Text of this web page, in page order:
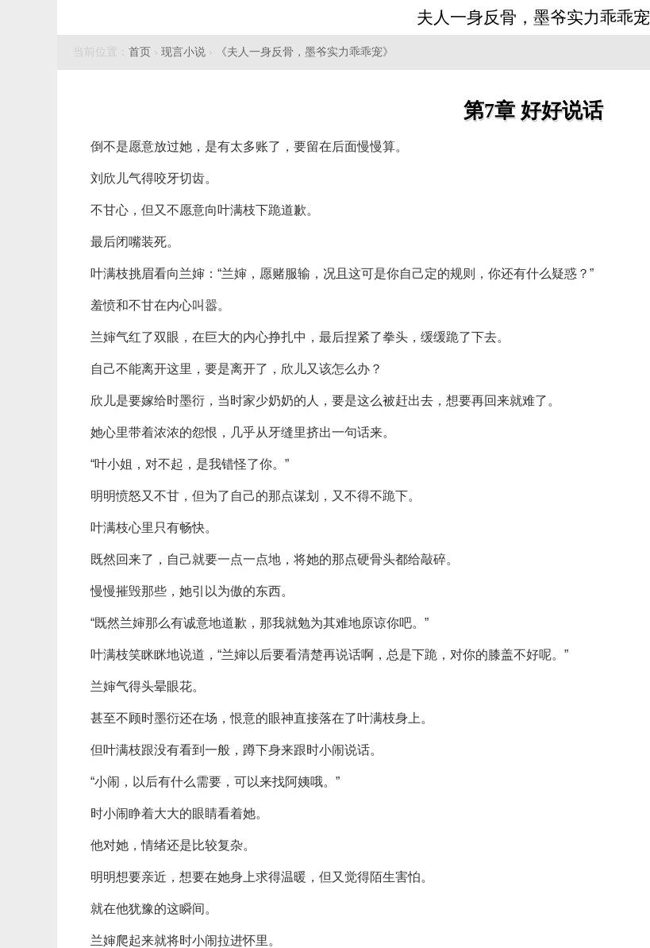
夫人一身反骨，墨爷实力乖乖宠
当前位置： 首页 › 现言小说 › 《夫人一身反骨，墨爷实力乖乖宠》
第7章 好好说话
倒不是愿意放过她，是有太多账了，要留在后面慢慢算。
刘欣儿气得咬牙切齿。
不甘心，但又不愿意向叶满枝下跪道歉。
最后闭嘴装死。
叶满枝挑眉看向兰婶：“兰婶，愿赌服输，况且这可是你自己定的规则，你还有什么疑惑？”
羞愤和不甘在内心叫嚣。
兰婶气红了双眼，在巨大的内心挣扎中，最后捏紧了拳头，缓缓跪了下去。
自己不能离开这里，要是离开了，欣儿又该怎么办？
欣儿是要嫁给时墨衍，当时家少奶奶的人，要是这么被赶出去，想要再回来就难了。
她心里带着浓浓的怨恨，几乎从牙缝里挤出一句话来。
“叶小姐，对不起，是我错怪了你。”
明明愤怒又不甘，但为了自己的那点谋划，又不得不跪下。
叶满枝心里只有畅快。
既然回来了，自己就要一点一点地，将她的那点硬骨头都给敲碎。
慢慢摧毁那些，她引以为傲的东西。
“既然兰婶那么有诚意地道歉，那我就勉为其难地原谅你吧。”
叶满枝笑眯眯地说道，“兰婶以后要看清楚再说话啊，总是下跪，对你的膝盖不好呢。”
兰婶气得头晕眼花。
甚至不顾时墨衍还在场，恨意的眼神直接落在了叶满枝身上。
但叶满枝跟没有看到一般，蹲下身来跟时小闹说话。
“小闹，以后有什么需要，可以来找阿姨哦。”
时小闹睁着大大的眼睛看着她。
他对她，情绪还是比较复杂。
明明想要亲近，想要在她身上求得温暖，但又觉得陌生害怕。
就在他犹豫的这瞬间。
兰婶爬起来就将时小闹拉进怀里。